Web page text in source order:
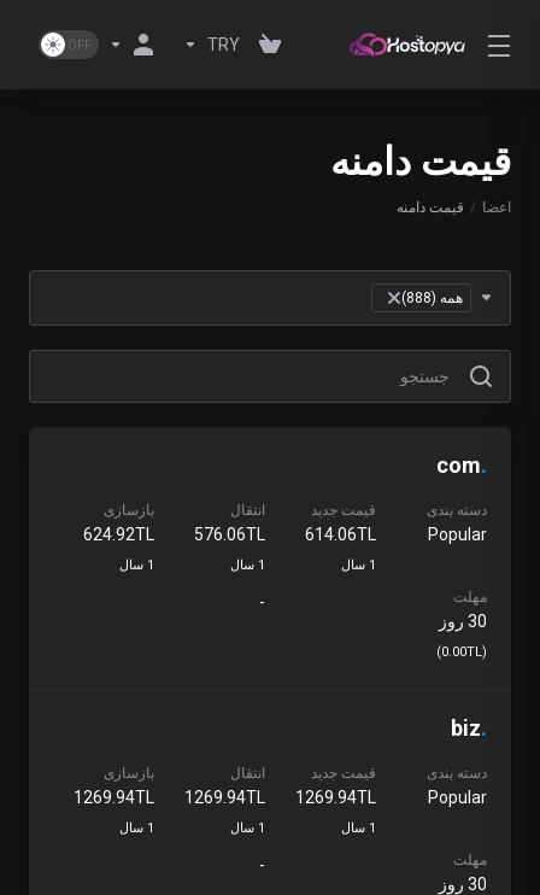
TRY
قیمت دامنه
اعضا قیمت دامنه
Table Filter
همه (888) ×
.
com
دسته بندی
Popular
قیمت جدید
614.06TL
1 سال
انتقال
576.06TL
1 سال
بازسازی
624.92TL
1 سال
مهلت
30 روز
(0.00TL)
-
.
biz
دسته بندی
Popular
قیمت جدید
1269.94TL
1 سال
انتقال
1269.94TL
1 سال
بازسازی
1269.94TL
1 سال
مهلت
30 روز
-